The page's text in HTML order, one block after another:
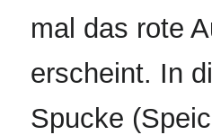
mal das rote
erscheint. In
Spucke